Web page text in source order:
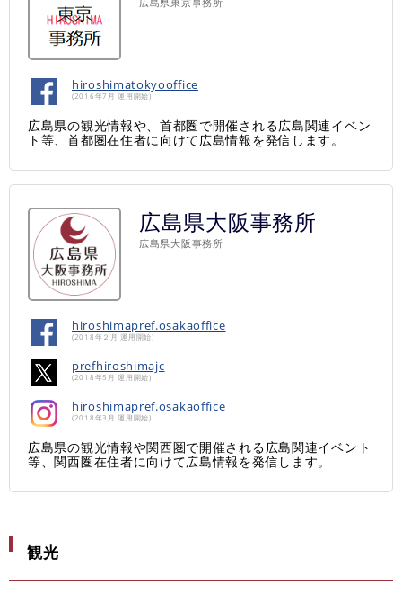
hiroshimatokyooffice
(2016年7月 運用開始)
広島県の観光情報や、首都圏で開催される広島関連イベン
ト等、首都圏在住者に向けて広島情報を発信します。
広島県大阪事務所
広島県大阪事務所
hiroshimapref.osakaoffice
(2018年２月 運用開始)
prefhiroshimajc
(2018年5月 運用開始)
hiroshimapref.osakaoffice
(2018年3月 運用開始)
広島県の観光情報や関西圏で開催される広島関連イベント
等、関西圏在住者に向けて広島情報を発信します。
観光